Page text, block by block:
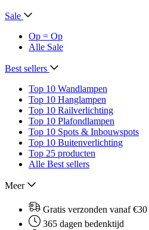
Sale
Op = Op
Alle Sale
Best sellers
Top 10 Wandlampen
Top 10 Hanglampen
Top 10 Railverlichting
Top 10 Plafondlampen
Top 10 Spots & Inbouwspots
Top 10 Buitenverlichting
Top 25 producten
Alle Best sellers
Meer
Gratis verzonden vanaf €30
365 dagen bedenktijd